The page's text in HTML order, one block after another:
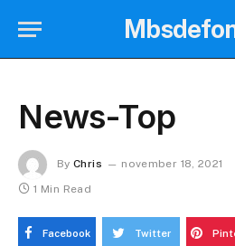
News-Top
By Chris november 18, 2021
1 Min Read
Facebook Twitter